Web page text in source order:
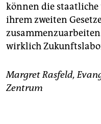
können die staatliche
ihrem zweiten
wirklich
Margret Rasfeld,
Zentrum